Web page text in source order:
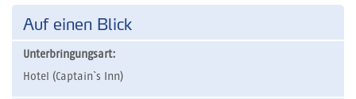
Auf einen Blick
Unterbringungsart:
Hotel (Captain`s Inn)